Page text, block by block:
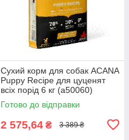
Сухий корм для собак ACANA
Puppy Recipe для цуценят
всіх порід 6 кг (a50060)
Готово до відправки
2 575,64 ₴ 3 389 ₴